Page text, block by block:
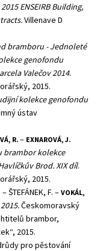
ENSEIRB Building,
Villenave D
bramboru - Jednoleté
genofondu
Valečov 2014.
2015.
kolekce genofondu
ústav
R. – EXNAROVÁ, J.
brambor kolekce
Brod. XIX díl.
2015.
ŠTEFÁNEK, F. – VOKÁL,
Českomoravský
brambor,
2015.
pro pěstování